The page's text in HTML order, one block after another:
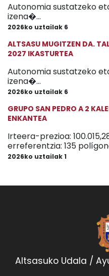
Autonomia sustatzeko
izena�...
2026ko uztailak 6
ALTSASU MUGITZEN DA.
2027 IKASTURTEA
Autonomia sustatzeko
izena�...
2026ko uztailak 6
GRUPO SAN PEDRO A 2
ENKANTEA
Irteera-prezioa:
erreferentzia: 135
2026ko uztailak 1
Altsasuko Udala /